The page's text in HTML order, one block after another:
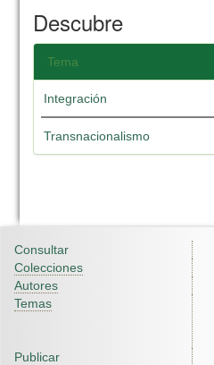
Descubre
Tema
Integración
Transnacionalismo
Consultar
Colecciones
Autores
Temas
Publicar